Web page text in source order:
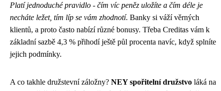
Platí jednoduché pravidlo - čím víc peněz uložíte a čím déle je
necháte ležet, tím líp se vám zhodnotí. Banky si váží věrných
klientů, a proto často nabízí různé bonusy. Třeba Creditas vám k
základní sazbě 4,3 % přihodí ještě půl procenta navíc, když splníte
jejich podmínky.
A co takhle družstevní záložny? NEY spořitelní družstvo láká na